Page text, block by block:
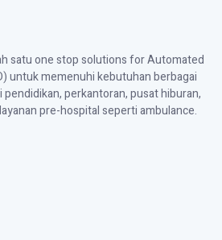
satu one stop solutions for Automated
untuk memenuhi kebutuhan berbagai
perkantoran, pusat hiburan,
pre-hospital seperti ambulance.